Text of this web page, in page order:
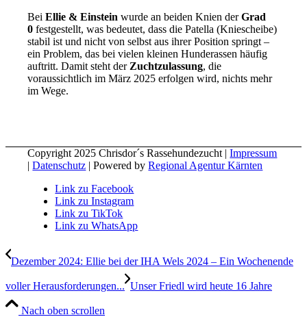
BeiEllie & Einstein wurde an beiden Knien derGrad
0 festgestellt, was bedeutet, dass die Patella (Kniescheibe)
stabil ist und nicht von selbst aus ihrer Position springt –
ein Problem, das bei vielen kleinen Hunderassen häufig
auftritt. Damit steht der Zuchtzulassung, die
voraussichtlich im März 2025 erfolgen wird, nichts mehr
im Wege.
Copyright 2025 Chrisdor´s Rassehundezucht |Impressum
|Datenschutz | Powered byRegional Agentur Kärnten
Link zu Facebook
Link zu Instagram
Link zu TikTok
Link zu WhatsApp
Dezember 2024: Ellie bei der IHA Wels 2024 – Ein Wochenende
voller Herausforderungen... Unser Friedl wird heute 16 Jahre
Nach oben scrollen